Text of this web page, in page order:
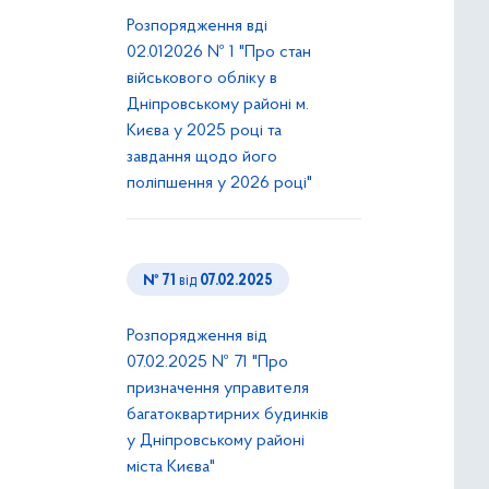
Розпорядження вді
02.012026 № 1 "Про стан
військового обліку в
Дніпровському районі м.
Києва у 2025 році та
завдання щодо його
поліпшення у 2026 році"
№ 71 від 07.02.2025
Розпорядження від
07.02.2025 № 71 "Про
призначення управителя
багатоквартирних будинків
у Дніпровському районі
міста Києва"